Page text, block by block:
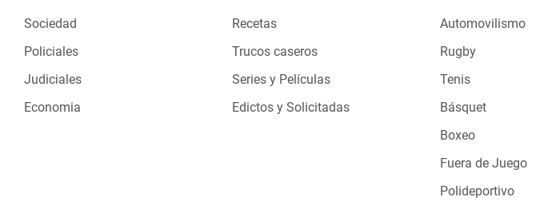
Sociedad
Policiales
Judiciales
Economia
Recetas
Trucos caseros
Series y Películas
Edictos y Solicitadas
Automovilismo
Rugby
Tenis
Básquet
Boxeo
Fuera de Juego
Polideportivo